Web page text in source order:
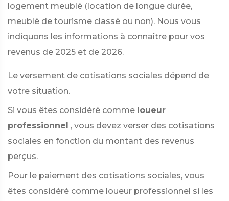
logement meublé (location de longue durée,
meublé de tourisme classé ou non). Nous vous
indiquons les informations à connaître pour vos
revenus de 2025 et de 2026.
Le versement de cotisations sociales dépend de
votre situation.
Si vous êtes considéré comme loueur
professionnel , vous devez verser des cotisations
sociales en fonction du montant des revenus
perçus.
Pour le paiement des cotisations sociales, vous
êtes considéré comme loueur professionnel si les